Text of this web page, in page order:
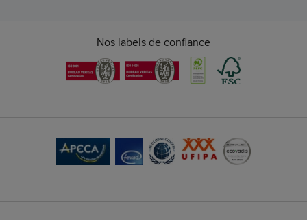
Nos labels de confiance